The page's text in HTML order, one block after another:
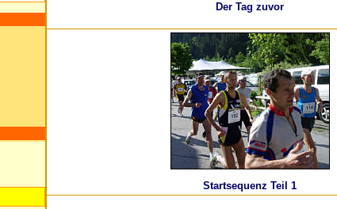
Der Tag zuvor
Startsequenz Teil 1